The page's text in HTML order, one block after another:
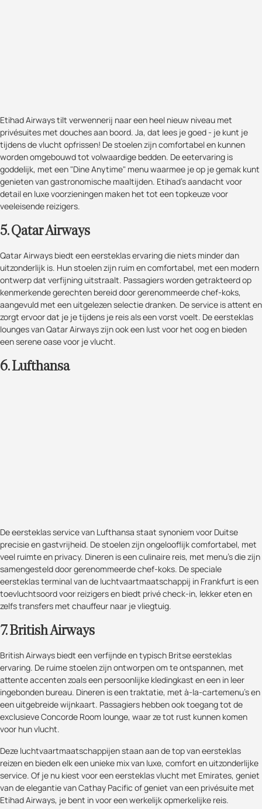
Etihad Airways tilt verwennerij naar een heel nieuw niveau met
privésuites met douches aan boord. Ja, dat lees je goed - je kunt je
tijdens de vlucht opfrissen! De stoelen zijn comfortabel en kunnen
worden omgebouwd tot volwaardige bedden. De eetervaring is
goddelijk, met een "Dine Anytime" menu waarmee je op je gemak kunt
genieten van gastronomische maaltijden. Etihad's aandacht voor
detail en luxe voorzieningen maken het tot een topkeuze voor
veeleisende reizigers.
5. Qatar Airways
Qatar Airways biedt een eersteklas ervaring die niets minder dan
uitzonderlijk is. Hun stoelen zijn ruim en comfortabel, met een modern
ontwerp dat verfijning uitstraalt. Passagiers worden getrakteerd op
kenmerkende gerechten bereid door gerenommeerde chef-koks,
aangevuld met een uitgelezen selectie dranken. De service is attent en
zorgt ervoor dat je je tijdens je reis als een vorst voelt. De eersteklas
lounges van Qatar Airways zijn ook een lust voor het oog en bieden
een serene oase voor je vlucht.
6. Lufthansa
De eersteklas service van Lufthansa staat synoniem voor Duitse
precisie en gastvrijheid. De stoelen zijn ongelooflijk comfortabel, met
veel ruimte en privacy. Dineren is een culinaire reis, met menu's die zijn
samengesteld door gerenommeerde chef-koks. De speciale
eersteklas terminal van de luchtvaartmaatschappij in Frankfurt is een
toevluchtsoord voor reizigers en biedt privé check-in, lekker eten en
zelfs transfers met chauffeur naar je vliegtuig.
7. British Airways
British Airways biedt een verfijnde en typisch Britse eersteklas
ervaring. De ruime stoelen zijn ontworpen om te ontspannen, met
attente accenten zoals een persoonlijke kledingkast en een in leer
ingebonden bureau. Dineren is een traktatie, met à-la-cartemenu's en
een uitgebreide wijnkaart. Passagiers hebben ook toegang tot de
exclusieve Concorde Room lounge, waar ze tot rust kunnen komen
voor hun vlucht.
Deze luchtvaartmaatschappijen staan aan de top van eersteklas
reizen en bieden elk een unieke mix van luxe, comfort en uitzonderlijke
service. Of je nu kiest voor een eersteklas vlucht met Emirates, geniet
van de elegantie van Cathay Pacific of geniet van een privésuite met
Etihad Airways, je bent in voor een werkelijk opmerkelijke reis.